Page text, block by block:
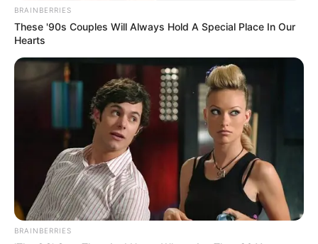
BRAINBERRIES
These '90s Couples Will Always Hold A Special Place In Our
Hearts
BRAINBERRIES